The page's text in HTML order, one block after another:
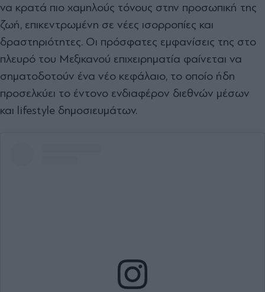
να κρατά πιο χαμηλούς τόνους στην προσωπική της
ζωή, επικεντρωμένη σε νέες ισορροπίες και
δραστηριότητες. Οι πρόσφατες εμφανίσεις της στο
πλευρό του Μεξικανού επιχειρηματία φαίνεται να
σηματοδοτούν ένα νέο κεφάλαιο, το οποίο ήδη
προσελκύει το έντονο ενδιαφέρον διεθνών μέσων
και lifestyle δημοσιευμάτων.